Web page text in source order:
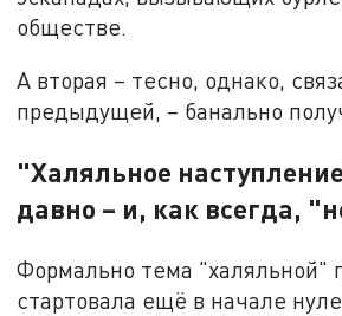
обществе.
А вторая – тесно, однако,
предыдущей, – банально
"Халяльное
давно – и, как всегда,
Формально тема "халяльной"
стартовала ещё в начале